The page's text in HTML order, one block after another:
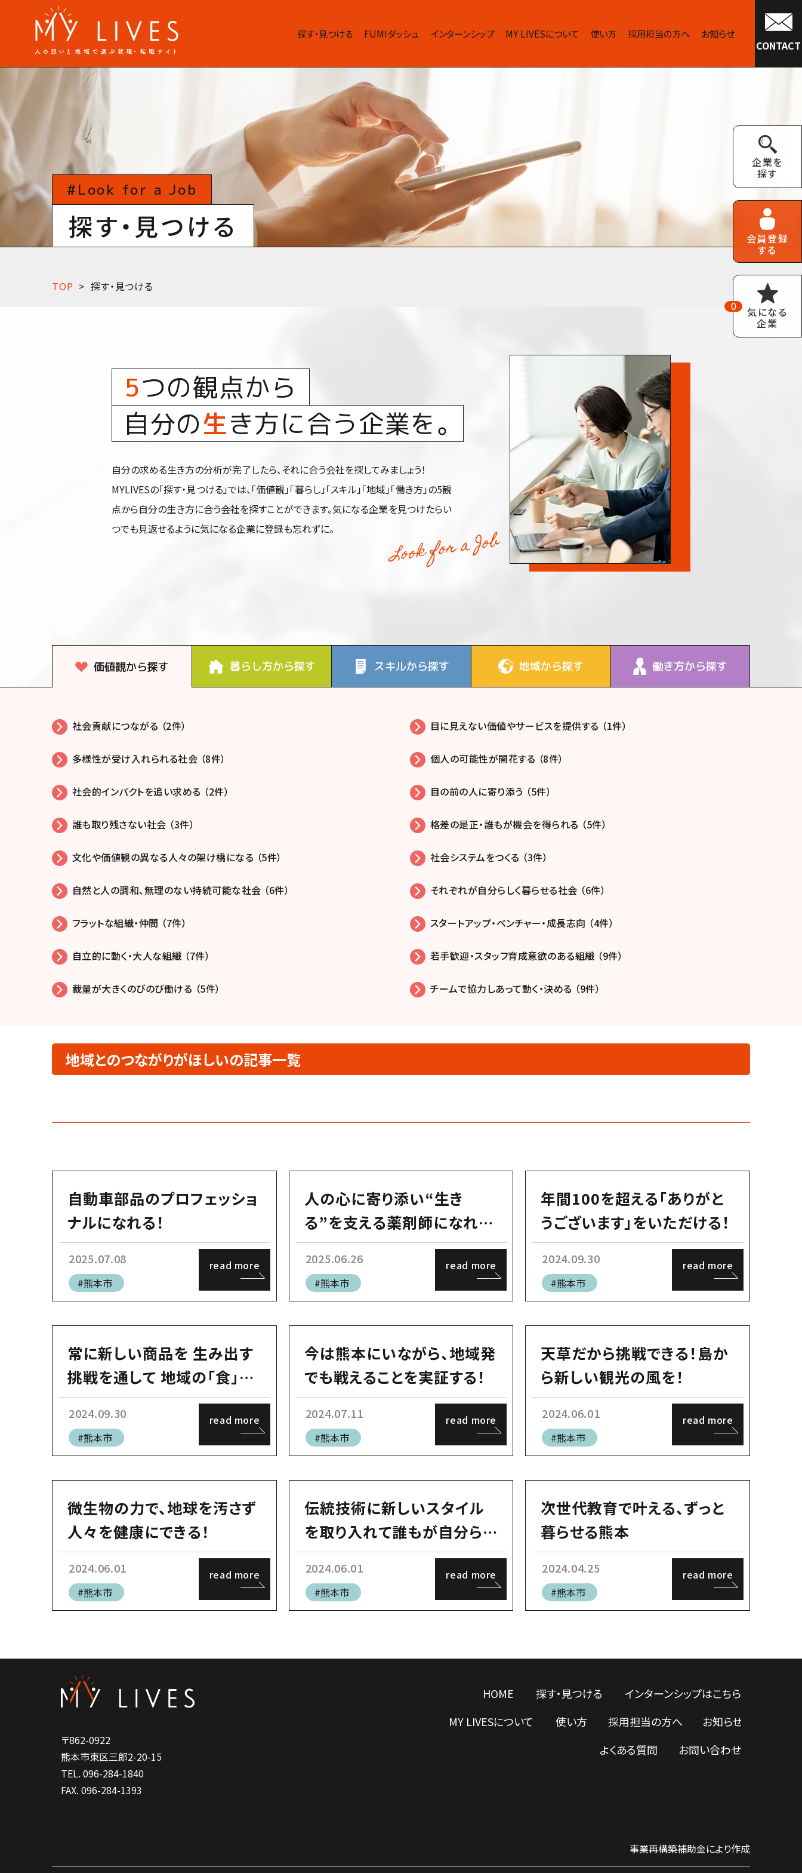
探す・見つける FUMIダッシュ インターンシップ MY LIVESについて 使い方 採用担当の方へ お知らせ
CONTACT
企業を
探す
会員登録
する
気になる
企業
0
探す・見つける
#Look for a Job
TOP 探す・見つける
5つの観点から
自分の生き方に合う企業を。
自分の求める生き方の分析が完了したら、それに合う会社を探してみましょう！
MYLIVESの「探す・見つける」では、「価値観」「暮らし」「スキル」「地域」「働き方」の5観
点から自分の生き方に合う会社を探すことができます。気になる企業を見つけたらい
つでも見返せるように気になる企業に登録も忘れずに。
価値観から探す 暮らし方から探す スキルから探す 地域から探す 働き方から探す
社会貢献につながる （2件） 目に見えない価値やサービスを提供する （1件）
多様性が受け入れられる社会 （8件） 個人の可能性が開花する （8件）
社会的インパクトを追い求める （2件） 目の前の人に寄り添う （5件）
誰も取り残さない社会 （3件） 格差の是正・誰もが機会を得られる （5件）
文化や価値観の異なる人々の架け橋になる （5件） 社会システムをつくる （3件）
自然と人の調和、無理のない持続可能な社会 （6件） それぞれが自分らしく暮らせる社会 （6件）
フラットな組織・仲間 （7件） スタートアップ・ベンチャー・成長志向 （4件）
自立的に動く・大人な組織 （7件） 若手歓迎・スタッフ育成意欲のある組織 （9件）
裁量が大きくのびのび働ける （5件） チームで協力しあって動く・決める （9件）
地域とのつながりがほしいの記事一覧
自動車部品のプロフェッショ
ナルになれる！
2025.07.08
#熊本市
read more
人の心に寄り添い“生き
る”を支える薬剤師になれ
る！
2025.06.26
#熊本市
read more
年間100を超える「ありがと
うございます」をいただける！
2024.09.30
#熊本市
read more
常に新しい商品を 生み出す
挑戦を通して 地域の「食」を
支える仕事ができる！
2024.09.30
#熊本市
read more
今は熊本にいながら、地域発
でも戦えることを実証する！
2024.07.11
#熊本市
read more
天草だから挑戦できる！島か
ら新しい観光の風を！
2024.06.01
#熊本市
read more
微生物の力で、地球を汚さず
人々を健康にできる！
2024.06.01
#熊本市
read more
伝統技術に新しいスタイル
を取り入れて誰もが自分らし
く働ける！
2024.06.01
#熊本市
read more
次世代教育で叶える、ずっと
暮らせる熊本
2024.04.25
#熊本市
read more
〒862-0922
熊本市東区三郎2-20-15
TEL. 096-284-1840
FAX. 096-284-1393
HOME 探す・見つける
インターンシップはこちら
MY LIVESについて
使い方 採用担当の方へ
お知らせ
よくある質問
お問い合わせ
事業再構築補助金により作成